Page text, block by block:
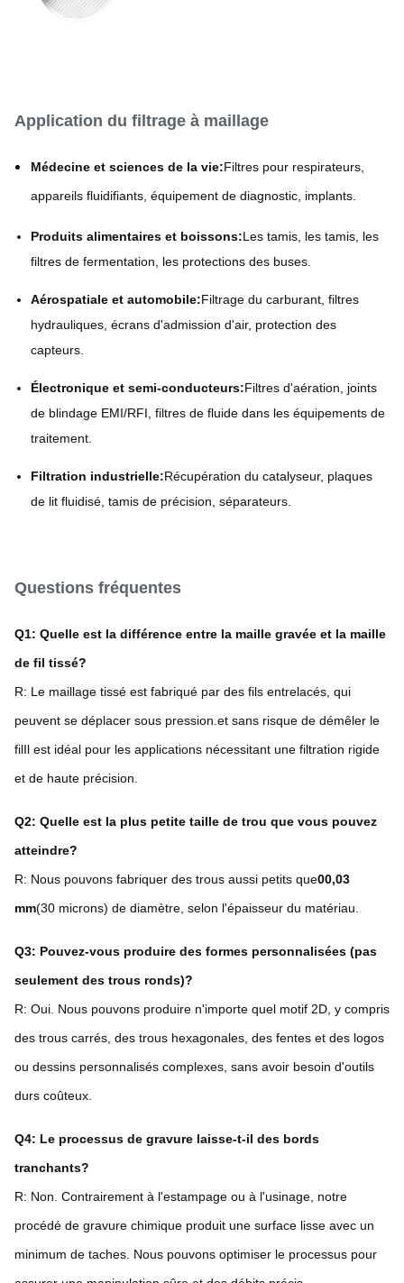
Application du filtrage à maillage
Médecine et sciences de la vie:Filtres pour respirateurs,
appareils fluidifiants, équipement de diagnostic, implants.
Produits alimentaires et boissons:Les tamis, les tamis, les
filtres de fermentation, les protections des buses.
Aérospatiale et automobile:Filtrage du carburant, filtres
hydrauliques, écrans d'admission d'air, protection des
capteurs.
Électronique et semi-conducteurs:Filtres d'aération, joints
de blindage EMI/RFI, filtres de fluide dans les équipements de
traitement.
Filtration industrielle:Récupération du catalyseur, plaques
de lit fluidisé, tamis de précision, séparateurs.
Questions fréquentes
Q1: Quelle est la différence entre la maille gravée et la maille
de fil tissé?
R: Le maillage tissé est fabriqué par des fils entrelacés, qui
peuvent se déplacer sous pression.et sans risque de démêler le
filIl est idéal pour les applications nécessitant une filtration rigide
et de haute précision.
Q2: Quelle est la plus petite taille de trou que vous pouvez
atteindre?
R: Nous pouvons fabriquer des trous aussi petits que00,03
mm(30 microns) de diamètre, selon l'épaisseur du matériau.
Q3: Pouvez-vous produire des formes personnalisées (pas
seulement des trous ronds)?
R: Oui. Nous pouvons produire n'importe quel motif 2D, y compris
des trous carrés, des trous hexagonales, des fentes et des logos
ou dessins personnalisés complexes, sans avoir besoin d'outils
durs coûteux.
Q4: Le processus de gravure laisse-t-il des bords
tranchants?
R: Non. Contrairement à l'estampage ou à l'usinage, notre
procédé de gravure chimique produit une surface lisse avec un
minimum de taches. Nous pouvons optimiser le processus pour